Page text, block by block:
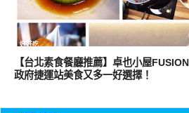
好好吃
【台北素食餐廳推薦】卓也小屋
政府捷運站美食又多一好選擇！